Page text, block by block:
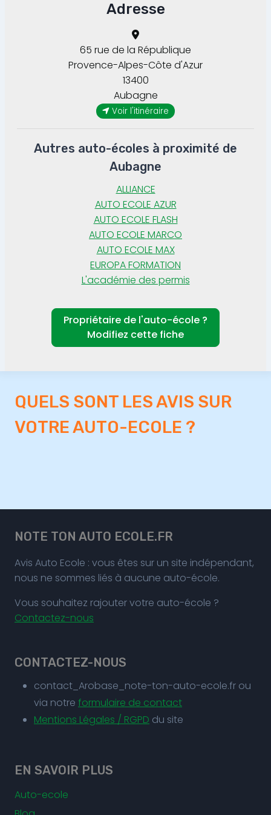
Adresse
65 rue de la République
Aubagne
Provence-Alpes-Côte d'Azur
13400
Voir l'itinéraire
Autres auto-écoles à proximité de
Aubagne
ALLIANCE
AUTO ECOLE AZUR
AUTO ECOLE FLASH
AUTO ECOLE MARCO
AUTO ECOLE MAX
EUROPA FORMATION
L'académie des permis
Propriétaire de l'auto-école ?
Modifiez cette fiche
QUELS SONT LES AVIS SUR
VOTRE AUTO-ECOLE ?
NOTE TON AUTO ECOLE.FR
Avis Auto Ecole : vous êtes sur un site indépendant,
nous ne sommes liés à aucune auto-école.
Vous souhaitez rajouter votre auto-école ?
Contactez-nous
CONTACTEZ-NOUS
contact_Arobase_note-ton-auto-ecole.fr ou
via notre formulaire de contact
Mentions Légales / RGPD du site
EN SAVOIR PLUS
Auto-ecole